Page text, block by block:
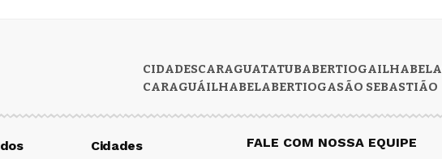
CIDADESCARAGUATATUBABERTIOGAILHABELA
CARAGUÁILHABELABERTIOGASÃO SEBASTIÃO
Cidades FALE COM NOSSA EQUIPE